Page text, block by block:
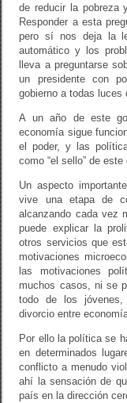
de reducir la pobreza
Responder a esta
pero sí nos deja la
automático y los
lleva a preguntarse
un presidente con
gobierno a todas luces
A un año de este
economía sigue
el poder, y las
como “el sello” de este
Un aspecto
vive una etapa de
alcanzando cada vez
puede explicar la
otros servicios que
motivaciones
las motivaciones
muchos casos, ni se
todo de los
divorcio entre
Por ello la política se
en determinados
conflicto a menudo
ahí la sensación de
país en la dirección